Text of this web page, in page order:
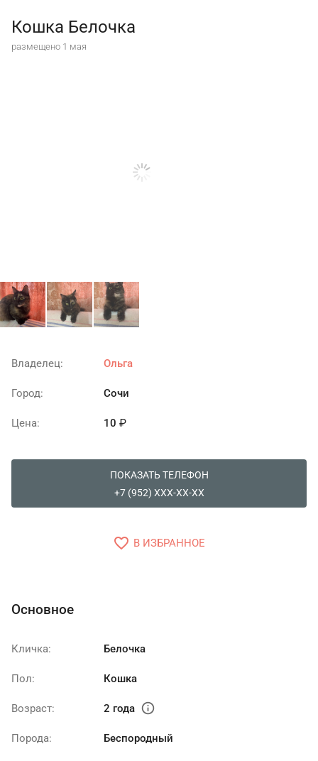
Кошка Белочка
размещено 1 мая
Владелец: Ольга
Город: Сочи
Цена: 10 ₽
ПОКАЗАТЬ ТЕЛЕФОН
+7 (952) XXX-XX-XX
favorite_border В ИЗБРАННОЕ
Основное
Кличка: Белочка
Пол: Кошка
Возраст: 2 года info
Порода: Беспородный